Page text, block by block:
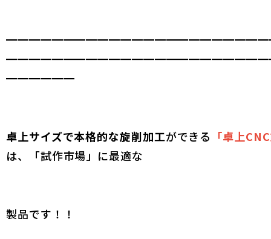
━━━━━━
卓上サイズで本格的な旋削加工ができる 「卓上
は、「試作市場」に最適な
製品です！！